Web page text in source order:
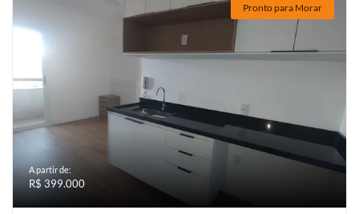
Pronto para Morar
A partir de:
R$ 399.000